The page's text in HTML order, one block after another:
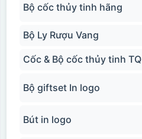
Bộ cốc thủy tinh hãng
Bộ Ly Rượu Vang
Cốc & Bộ cốc thủy tinh TQ
Bộ giftset In logo
Bút in logo